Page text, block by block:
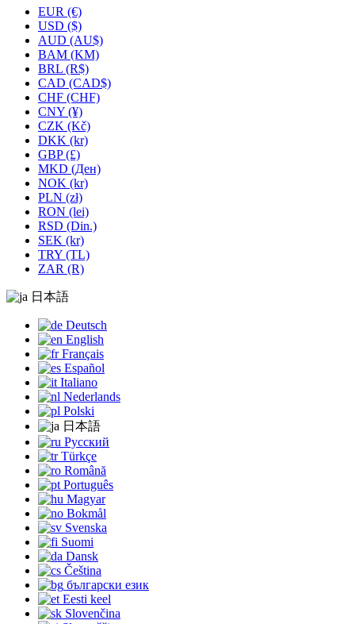
EUR (€)
USD ($)
AUD (AU$)
BAM (KM)
BRL (R$)
CAD (CAD$)
CHF (CHF)
CNY (¥)
CZK (Kč)
DKK (kr)
GBP (£)
MKD (Ден)
NOK (kr)
PLN (zł)
RON (lei)
RSD (Din.)
SEK (kr)
TRY (TL)
ZAR (R)
日本語
Deutsch
English
Français
Español
Italiano
Nederlands
Polski
日本語
Русский
Türkçe
Română
Português
Magyar
Bokmål
Svenska
Suomi
Dansk
Čeština
български език
Eesti keel
Slovenčina